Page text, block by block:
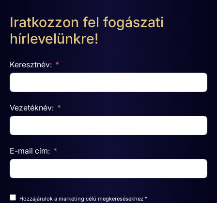
Iratkozzon fel fogászati
hírlevelünkre!
Keresztnév:
Vezetéknév:
E-mail cím:
Hozzájárulok a marketing célú megkeresésekhez *